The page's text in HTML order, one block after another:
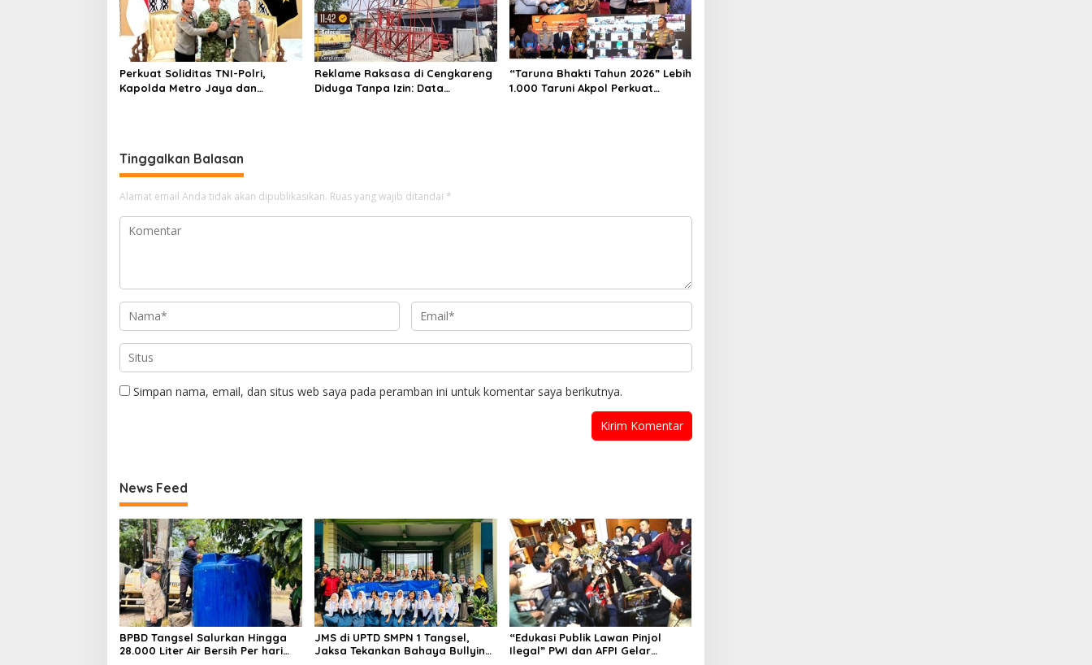
Perkuat Soliditas TNI-Polri,
Kapolda Metro Jaya dan
Reklame Raksasa di Cengkareng
Diduga Tanpa Izin: Data
“Taruna Bhakti Tahun 2026” Lebih
1.000 Taruni Akpol Perkuat
Tinggalkan Balasan
Alamat email Anda tidak akan dipublikasikan. Ruas yang wajib ditandai *
Simpan nama, email, dan situs web saya pada peramban ini untuk komentar saya berikutnya.
News Feed
BPBD Tangsel Salurkan Hingga
28.000 Liter Air Bersih Per hari
JMS di UPTD SMPN 1 Tangsel,
Jaksa Tekankan Bahaya Bullying
“Edukasi Publik Lawan Pinjol
Ilegal” PWI dan AFPI Gelar